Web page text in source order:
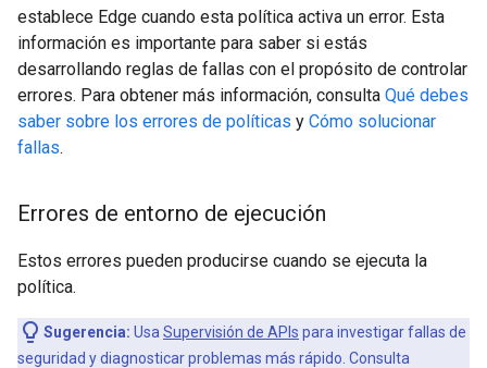
establece Edge cuando esta política activa un error. Esta
información es importante para saber si estás
desarrollando reglas de fallas con el propósito de controlar
errores. Para obtener más información, consulta Qué debes
saber sobre los errores de políticas y Cómo solucionar
fallas.
Errores de entorno de ejecución
Estos errores pueden producirse cuando se ejecuta la
política.
Sugerencia: Usa Supervisión de APIs para investigar fallas de
seguridad y diagnosticar problemas más rápido. Consulta